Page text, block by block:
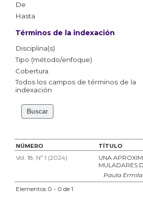
De
Hasta
Términos de la indexación
Disciplina(s)
Tipo (método/enfoque)
Cobertura
Todos los campos de términos de la
indexación
NÚMERO TÍTULO
Vol. 18, Nº 1 (2024)
UNA
MULADARES
Paula
Elementos 0 - 0 de 1